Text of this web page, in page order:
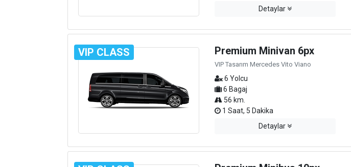
Detaylar
VIP CLASS Premium Minivan 6px
VIP Tasarım Mercedes Vito Viano
6 Yolcu
6 Bagaj
56 km.
1 Saat, 5 Dakika
Detaylar